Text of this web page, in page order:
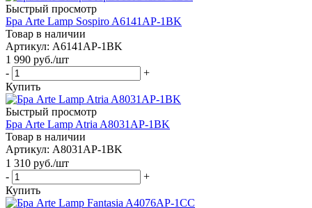
Быстрый просмотр
Бра Arte Lamp Sospiro A6141AP-1BK
Товар в наличии
Артикул: A6141AP-1BK
1 990 руб./шт
-
+
Купить
Быстрый просмотр
Бра Arte Lamp Atria A8031AP-1BK
Товар в наличии
Артикул: A8031AP-1BK
1 310 руб./шт
-
+
Купить